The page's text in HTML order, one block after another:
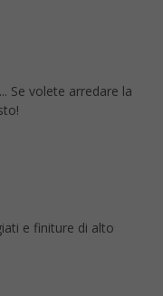
Se volete arredare la
e finiture di alto